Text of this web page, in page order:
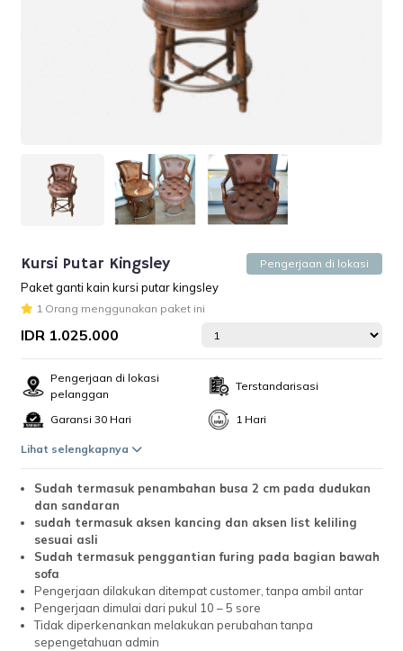
Kursi Putar Kingsley Pengerjaan di lokasi
Paket ganti kain kursi putar kingsley
1 Orang menggunakan paket ini
IDR 1.025.000
Pengerjaan di lokasi
pelanggan
Terstandarisasi
Garansi 30 Hari 1 Hari
Lihat selengkapnya
Sudah termasuk penambahan busa 2 cm pada dudukan
dan sandaran
sudah termasuk aksen kancing dan aksen list keliling
sesuai asli
Sudah termasuk penggantian furing pada bagian bawah
sofa
Pengerjaan dilakukan ditempat customer, tanpa ambil antar
Pengerjaan dimulai dari pukul 10 – 5 sore
Tidak diperkenankan melakukan perubahan tanpa
sepengetahuan admin